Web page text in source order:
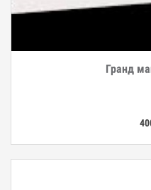
ДэлгэрэнгүйГранд